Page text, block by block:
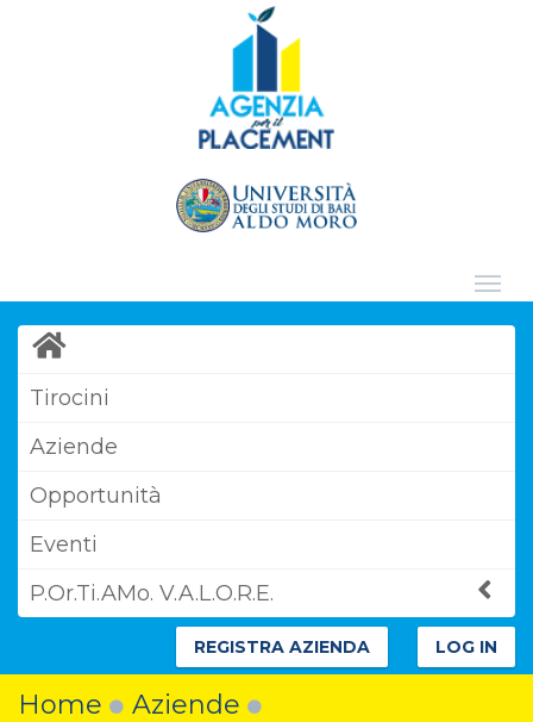
Tirocini
Aziende
Opportunità
Eventi
P.Or.Ti.AMo. V.A.L.O.R.E.
REGISTRA AZIENDA LOG IN
Home
Aziende